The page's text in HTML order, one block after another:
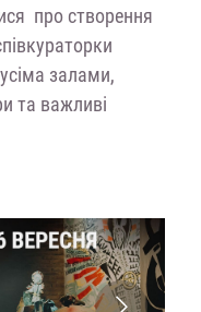
про створення
залами,
та важливі